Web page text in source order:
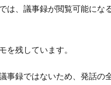
は、議事録が閲覧可能にな
を残しています。
事録ではないため、発話の